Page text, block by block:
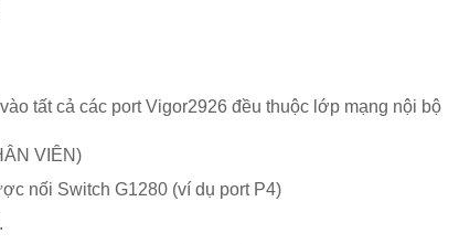
tất cả các port Vigor2926 đều thuộc lớp mạng nội bộ
VIÊN)
nối Switch G1280 (ví dụ port P4)